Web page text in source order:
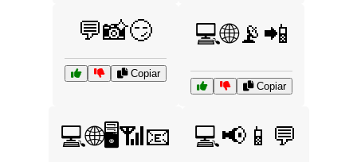
💬📸😏
Copiar
💻🌐📡📲
Copiar
💻🌐🖥️📶📧 💻📢📱💬